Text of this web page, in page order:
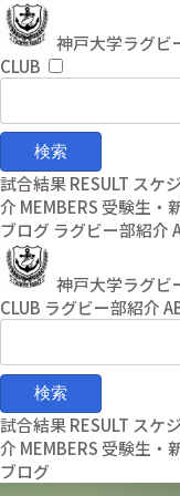
コ
ン
テ
ン
へ
キ
ッ
プ
ナ
ビ
ゲ
ー
ョ
に
移
動
神戸大学ラグビ
CLUB
試合結果RESULT スケ
介 MEMBERS 受験生・
ブログ ラグビー部紹介
神戸大学ラグビ
CLUB ラグビー部紹介
試合結果RESULT スケ
介 MEMBERS 受験生・
ブログ